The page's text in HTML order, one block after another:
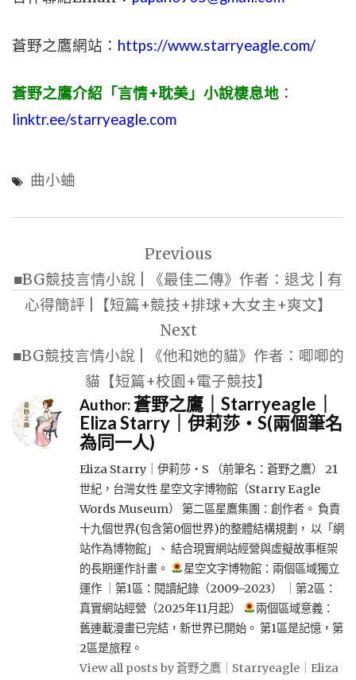
蒼野之鷹網站： https://www.starryeagle.com/
蒼野之鷹介紹「言情+耽美」小說棲息地 ：
linktr.ee/starryeagle.com
曲小蛐
導
覽
Previous
■BG競技言情小說 | 《最佳二傳》作者：退戈 | 有
心得簡評 |【短篇+競技+排球+大女主+爽文】
Next
■BG競技言情小說 | 《他和她的貓》作者：唧唧的
貓【短篇+校園+電子競技】
Author:蒼野之鷹｜Starryeagle｜
Eliza Starry｜伊莉莎・S(兩個筆名
為同一人)
Eliza Starry｜伊莉莎・S （前筆名：蒼野之鷹） 21
世紀，台灣女性 星空文字博物館（Starry Eagle
Words Museum） 第二區星鷹集團：創作者。 負責
十九個世界(包含第0個世界)的整體結構規劃， 以「網
站作為博物館」、 結合現實網站經營與虛擬故事框架
的長期運作計畫。
星空文字博物館：兩個區域獨立
運作 ｜第1區：閱讀紀錄（2009–2023） ｜第2區：
真實網站經營（2025年11月起）
兩個區域意義：
舊連載漫畫已完結，新世界已開始。 第1區是記憶，第
2區是旅程。
View all posts by 蒼野之鷹｜Starryeagle｜Eliza